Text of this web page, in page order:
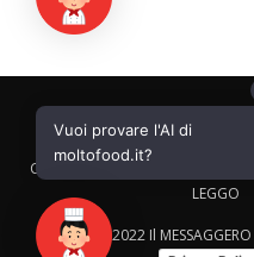
CALTAGIRONE EDITORE
CORRIERE ADRIATICO
IL
LEGGO
© 2022 Il
Vuoi provare l'AI di
moltofood.it?